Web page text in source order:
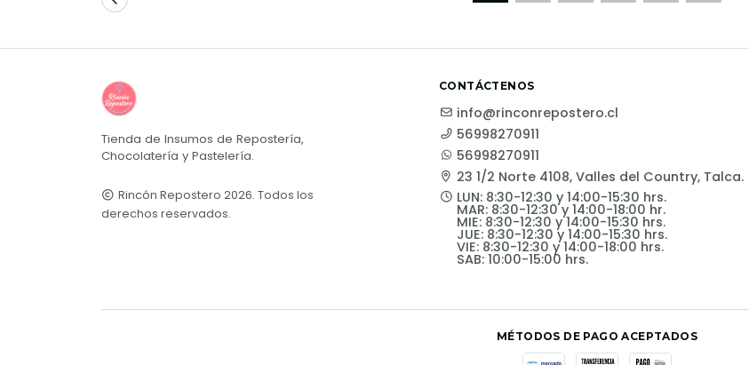
Tienda de Insumos de Repostería,
Chocolatería y Pastelería.
Rincón Repostero 2026. Todos los
derechos reservados.
CONTÁCTENOS
info@rinconrepostero.cl
56998270911
56998270911
23 1/2 Norte 4108, Valles del Country, Talca.
LUN: 8:30-12:30 y 14:00-15:30 hrs.
MAR: 8:30-12:30 y 14:00-18:00 hr.
MIE: 8:30-12:30 y 14:00-15:30 hrs.
JUE: 8:30-12:30 y 14:00-15:30 hrs.
VIE: 8:30-12:30 y 14:00-18:00 hrs.
SAB: 10:00-15:00 hrs.
MÉTODOS DE PAGO ACEPTADOS